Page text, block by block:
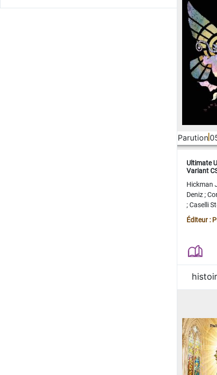
Parution
Ultimate
Variant
Hickman
Deniz;
;Caselli
Juan
Éditeur :